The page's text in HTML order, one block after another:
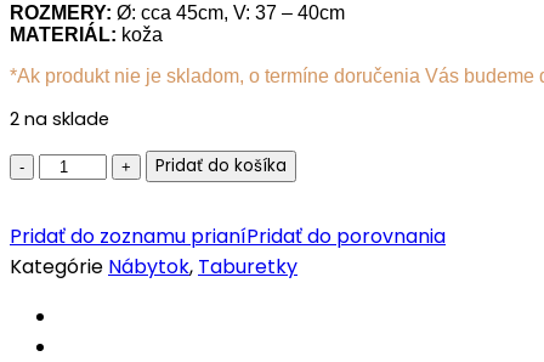
ROZMERY: Ø: cca 45cm, V: 37 – 40cm
MATERIÁL: koža
*Ak produkt nie je skladom, o termíne doručenia Vás budeme
2 na sklade
Kožená
ružová
quantity
Pridať do košíka
Pridať do zoznamu prianíPridať do porovnania
Kategórie Nábytok, Taburetky